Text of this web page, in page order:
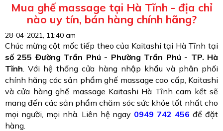
Mua ghế massage tại Hà Tĩnh - địa chỉ
nào uy tín, bán hàng chính hãng?
28-04-2021, 11:40 am
Chúc mừng cột mốc tiếp theo của Kaitashi tại Hà Tĩnh tại
số 255 Đường Trần Phú - Phường Trần Phú - TP. Hà
Tĩnh. Với hệ thống cửa hàng nhập khẩu và phân phối
chính hãng các sản phẩm ghế massage cao cấp, Kaitashi
và cửa hàng ghế massage Kaitashi Hà Tĩnh cam kết sẽ
mang đến các sản phẩm chăm sóc sức khỏe tốt nhất cho
mọi người, mọi nhà. Liên hệ ngay 0949 742 456 để đặt
hàng.